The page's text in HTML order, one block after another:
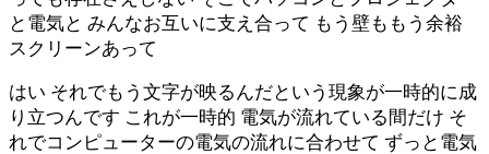
と電気と みんなお互いに支え合って もう壁ももう余裕
スクリーンあって
はい それでもう文字が映るんだという現象が一時的に成
り立つんです これが一時的 電気が流れている間だけ そ
れでコンピューターの電気の流れに合わせて ずっと電気